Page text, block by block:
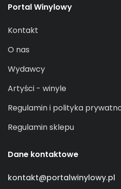
Portal Winylowy
Kontakt
O nas
Wydawcy
Artyści - winyle
Regulamin i polityka
Regulamin sklepu
Dane kontaktowe
kontakt@portalwinylowy.pl